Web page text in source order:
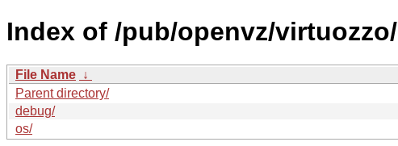
Index of /pub/openvz/
File Name ↓
Parent directory/
debug/
os/